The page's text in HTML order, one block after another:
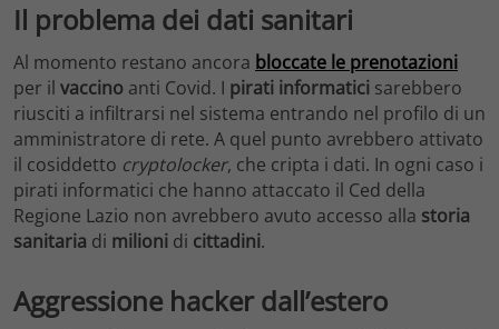
Il problema dei dati sanitari
Al momento restano ancora bloccate le prenotazioni
per il vaccino anti Covid. I pirati informatici sarebbero
riusciti a infiltrarsi nel sistema entrando nel profilo di un
amministratore di rete. A quel punto avrebbero attivato
il cosiddetto cryptolocker, che cripta i dati. In ogni caso i
pirati informatici che hanno attaccato il Ced della
Regione Lazio non avrebbero avuto accesso alla storia
sanitaria di milioni di cittadini.
Aggressione hacker dall’estero